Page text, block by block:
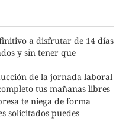
a disfrutar de 14 días
y sin tener que
de la jornada laboral
tus mañanas libres
te niega de forma
solicitados puedes